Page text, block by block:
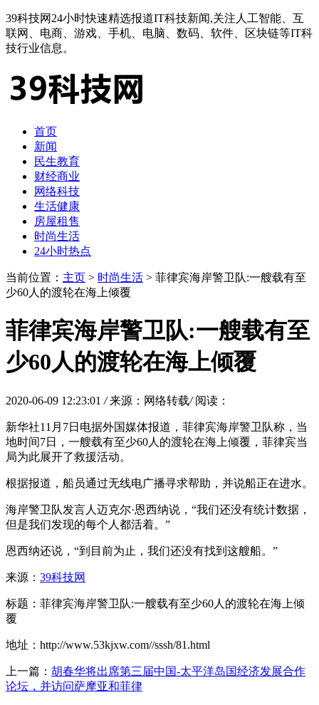
39科技网24小时快速精选报道IT科技新闻,关注人工智能、互
联网、电商、游戏、手机、电脑、数码、软件、区块链等IT科
技行业信息。
首页
新闻
民生教育
财经商业
网络科技
生活健康
房屋租售
时尚生活
24小时热点
当前位置： 主页 > 时尚生活 > 菲律宾海岸警卫队:一艘载有至
少60人的渡轮在海上倾覆
菲律宾海岸警卫队:一艘载有至
少60人的渡轮在海上倾覆
2020-06-09 12:23:01 / 来源：网络转载/ 阅读：
新华社11月7日电据外国媒体报道，菲律宾海岸警卫队称，当
地时间7日，一艘载有至少60人的渡轮在海上倾覆，菲律宾当
局为此展开了救援活动。
根据报道，船员通过无线电广播寻求帮助，并说船正在进水。
海岸警卫队发言人迈克尔·恩西纳说，“我们还没有统计数据，
但是我们发现的每个人都活着。”
恩西纳还说，“到目前为止，我们还没有找到这艘船。”
来源： 39科技网
标题：菲律宾海岸警卫队:一艘载有至少60人的渡轮在海上倾
覆
地址：http://www.53kjxw.com//sssh/81.html
上一篇： 胡春华将出席第三届中国-太平洋岛国经济发展合作
论坛，并访问萨摩亚和菲律